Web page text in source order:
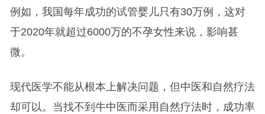
例如，我国每年成功的试管婴儿只有30万例，这对
于2020年就超过6000万的不孕女性来说，影响甚
微。
现代医学不能从根本上解决问题，但中医和自然疗法
却可以。当找不到牛中医而采用自然疗法时，成功率